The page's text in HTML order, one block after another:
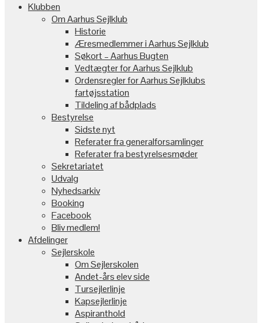
Klubben
Om Aarhus Sejlklub
Historie
Æresmedlemmer i Aarhus Sejlklub
Søkort – Aarhus Bugten
Vedtægter for Aarhus Sejlklub
Ordensregler for Aarhus Sejlklubs
fartøjsstation
Tildeling af bådplads
Bestyrelse
Sidste nyt
Referater fra generalforsamlinger
Referater fra bestyrelsesmøder
Sekretariatet
Udvalg
Nyhedsarkiv
Booking
Facebook
Bliv medlem!
Afdelinger
Sejlerskole
Om Sejlerskolen
Andet-års elev side
Tursejlerlinje
Kapsejlerlinje
Aspiranthold